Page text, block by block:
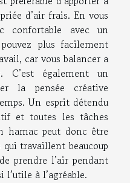
d’air frais. En vous
confortable avec un
plus facilement
car vous balancer a
C’est également un
la pensée créative
Un esprit détendu
et toutes les tâches
hamac peut donc être
travaillent beaucoup
prendre l’air pendant
à l’agréable.